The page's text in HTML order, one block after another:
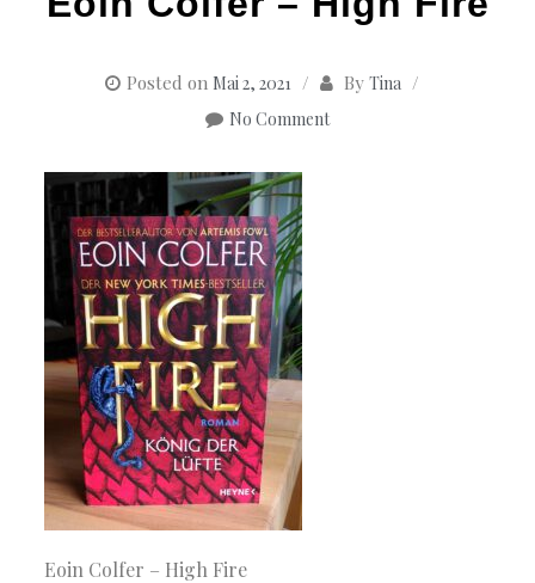
Posted on Mai 2, 2021 By Tina
No Comment
Eoin Colfer – High Fire